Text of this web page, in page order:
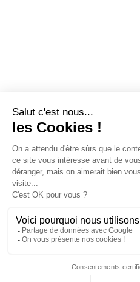
Restez informé !Abonnez-
toutes les